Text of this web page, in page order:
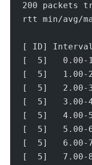
200 packets
rtt min/avg/
[ ID]
[  5]
[  5]
[  5]
[  5]
[  5]
[  5]
[  5]
[  5]